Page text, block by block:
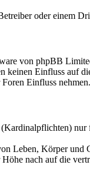
oder einem
von phpBB
keinen Einfluss auf
Einfluss nehmen.
nur
Leben, Körper und
nach auf die